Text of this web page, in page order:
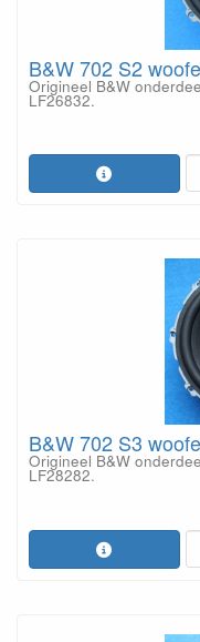
B&W 702 S2
Origineel B&W
LF26832.
B&W 702 S3
Origineel B&W
LF28282.